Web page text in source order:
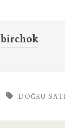
birchok
DOĞRU